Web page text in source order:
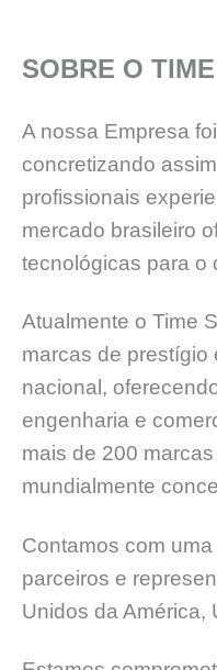
SOBRE O
A nossa Empresa
concretizando
profissionais
mercado brasileiro
tecnológicas para o
Atualmente o Time
marcas de prestígio
nacional,
engenharia e
mais de 200
mundialmente
Contamos com
parceiros e
Unidos da América,